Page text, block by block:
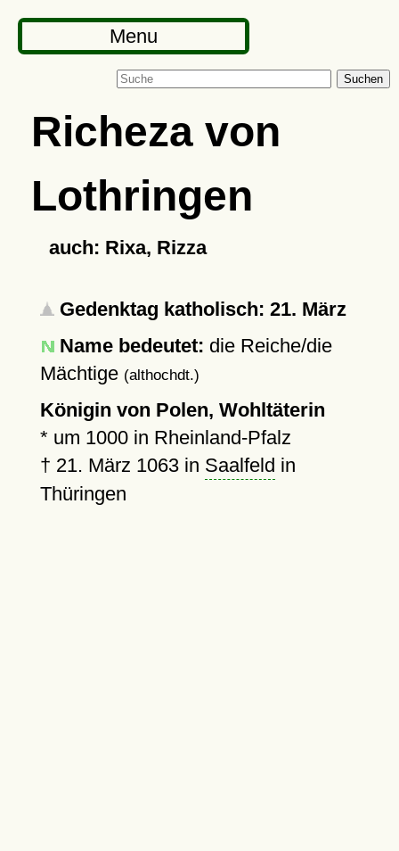
Menu
Suchen
Richeza von
Lothringen
auch: Rixa, Rizza
Gedenktag katholisch: 21. März
Name bedeutet: die Reiche/die
Mächtige (althochdt.)
Königin von Polen, Wohltäterin
* um 1000in Rheinland-Pfalz
† 21. März 1063in Saalfeld in
Thüringen